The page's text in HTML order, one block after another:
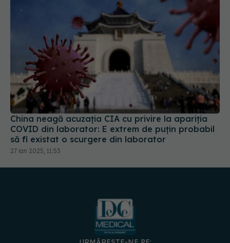
China neagă acuzația CIA cu privire la apariția
COVID din laborator: E extrem de puţin probabil
să fi existat o scurgere din laborator
27 ian 2025, 11:53